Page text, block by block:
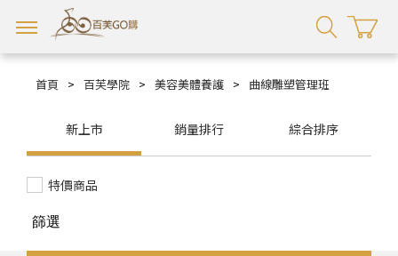
首頁 > 百芙學院 > 美容美體養護 > 曲線雕塑管理班
新上市 銷量排行 綜合排序
特價商品
篩選